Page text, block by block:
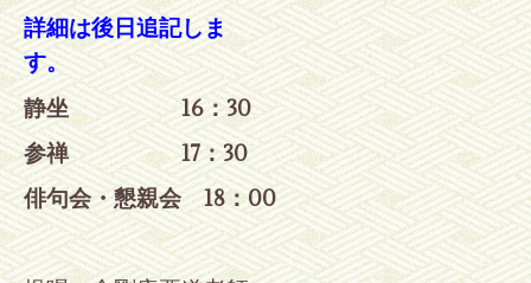
詳細は後日追記しま
す。
静坐 16：30
参禅 17：30
俳句会・懇親会 18：00